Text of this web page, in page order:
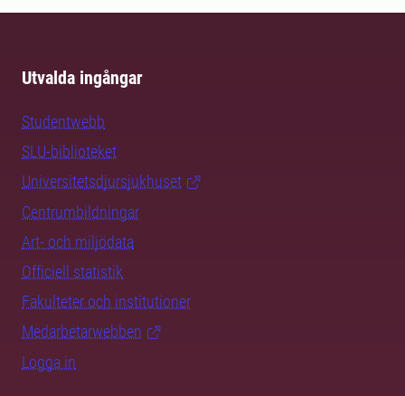
Utvalda ingångar
Studentwebb
SLU-biblioteket
Universitetsdjursjukhuset
Centrumbildningar
Art- och miljödata
Officiell statistik
Fakulteter och institutioner
Medarbetarwebben
Logga in